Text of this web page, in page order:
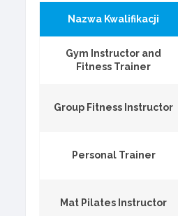
Nazwa Kwalifikacji
Gym Instructor and
Fitness Trainer
Group Fitness Instructor
Personal Trainer
Mat Pilates Instructor